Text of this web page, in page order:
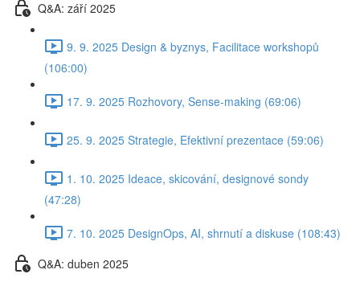
Q&A: září 2025
9. 9. 2025 Design & byznys, Facilitace workshopů
(106:00)
17. 9. 2025 Rozhovory, Sense-making (69:06)
25. 9. 2025 Strategie, Efektivní prezentace (59:06)
1. 10. 2025 Ideace, skicování, designové sondy
(47:28)
7. 10. 2025 DesignOps, AI, shrnutí a diskuse (108:43)
Q&A: duben 2025